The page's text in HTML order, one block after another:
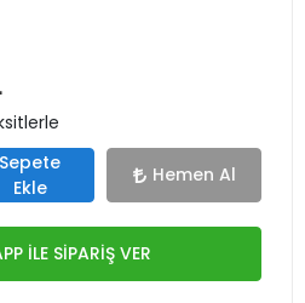
Sepete
Ekle
Hemen Al
İLE SİPARİŞ VER